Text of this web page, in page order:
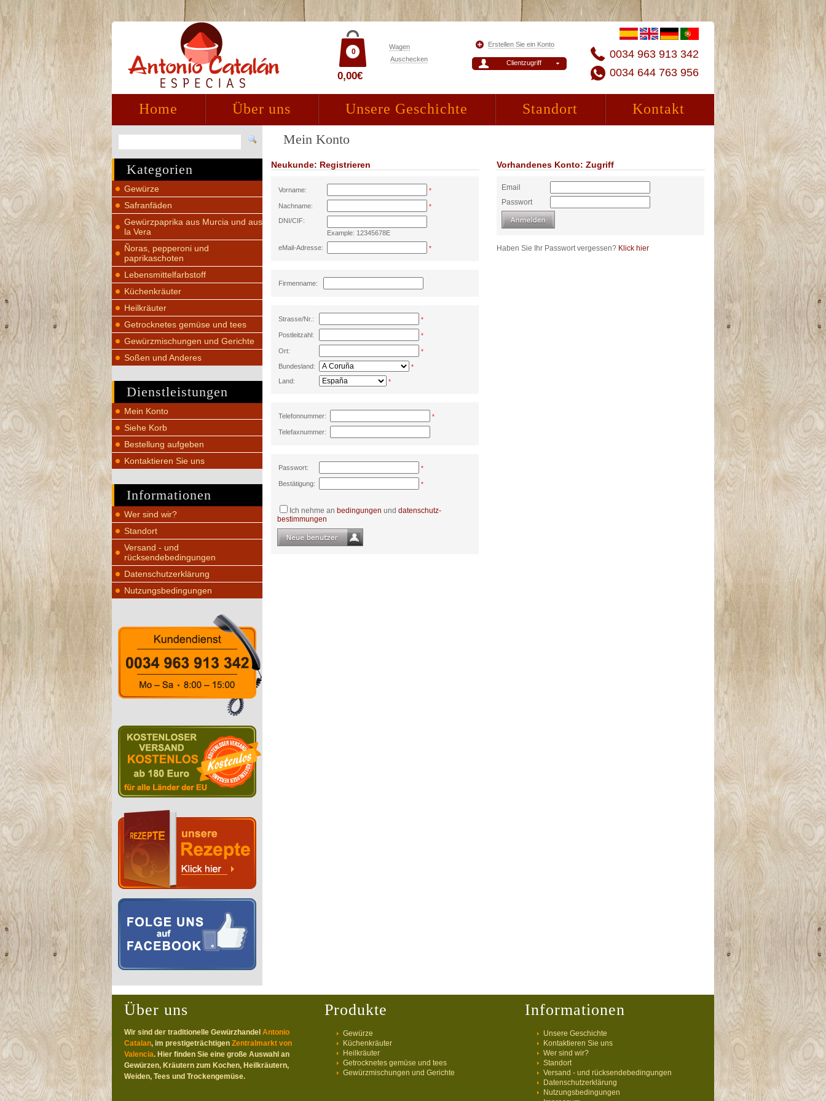
0034 963 913 342
0034 644 763 956
Clientzugriff
Erstellen Sie ein Konto
0,00€
0
Wagen
Auschecken
Home Über uns Unsere Geschichte Standort Kontakt
Kategorien
Gewürze
Safranfäden
Gewürzpaprika aus Murcia und aus
la Vera
Ñoras, pepperoni und
paprikaschoten
Lebensmittelfarbstoff
Küchenkräuter
Heilkräuter
Getrocknetes gemüse und tees
Gewürzmischungen und Gerichte
Soßen und Anderes
Dienstleistungen
Mein Konto
Siehe Korb
Bestellung aufgeben
Kontaktieren Sie uns
Informationen
Wer sind wir?
Standort
Versand - und
rücksendebedingungen
Datenschutzerklärung
Nutzungsbedingungen
Mein Konto
Vorhandenes Konto: Zugriff
Email
Passwort
Haben Sie Ihr Passwort vergessen? Klick hier
Neukunde: Registrieren
Vorname: *
Nachname: *
DNI/CIF:
Example: 12345678E
eMail-Adresse:
*
Firmenname:
Strasse/Nr.: *
Postleitzahl: *
Ort: *
Bundesland: *
Land: *
Telefonnummer: *
Telefaxnummer:
Passwort: *
Bestätigung: *
Ich nehme an bedingungen unddatenschutz-
bestimmungen
Über uns
Wir sind der traditionelle Gewürzhandel Antonio
Catalan, im prestigeträchtigen Zentralmarkt von
Valencia. Hier finden Sie eine große Auswahl an
Gewürzen, Kräutern zum Kochen, Heilkräutern,
Weiden, Tees und Trockengemüse.
Produkte
Gewürze
Küchenkräuter
Heilkräuter
Getrocknetes gemüse und tees
Gewürzmischungen und Gerichte
Informationen
Unsere Geschichte
Kontaktieren Sie uns
Wer sind wir?
Standort
Versand - und rücksendebedingungen
Datenschutzerklärung
Nutzungsbedingungen